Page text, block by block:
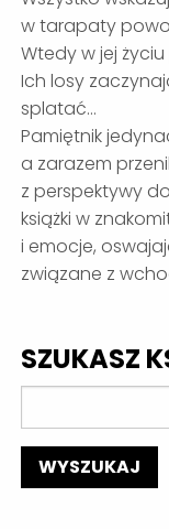
w tarapaty
Wtedy w jej
Ich losy
splatać…
Pamiętnik
a zarazem
z perspektywy
książki w
i emocje,
związane z
SZUKASZ